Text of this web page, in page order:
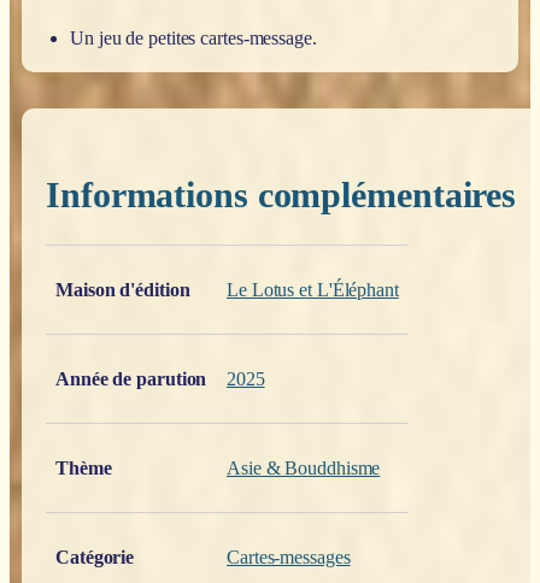
Un jeu de petites cartes-message.
Informations complémentaires
Maison d'édition
Le Lotus et L'Éléphant
Année de parution 2025
Thème Asie & Bouddhisme
Catégorie Cartes-messages